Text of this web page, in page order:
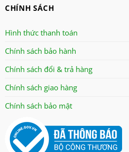
oulai
Panasonic
robot
senko
sharp
sunhouse
superwin
CHÍNH SÁCH
Hình thức thanh toán
Chính sách bảo hành
Chính sách đổi & trả hàng
Chính sách giao hàng
Chính sách bảo mật